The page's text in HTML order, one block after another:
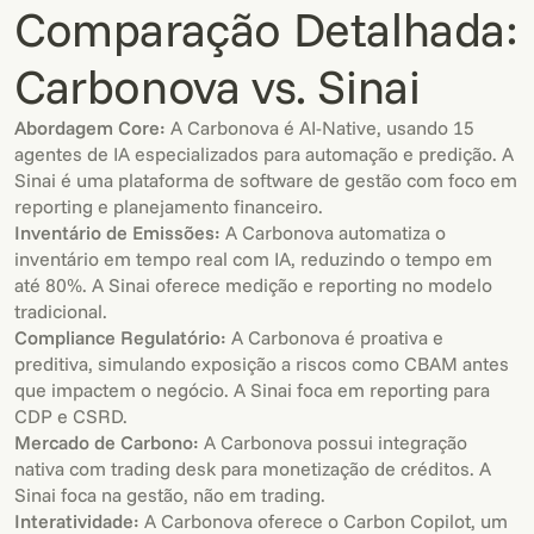
Comparação Detalhada:
Carbonova vs. Sinai
Abordagem Core: A Carbonova é AI-Native, usando 15
agentes de IA especializados para automação e predição. A
Sinai é uma plataforma de software de gestão com foco em
reporting e planejamento financeiro.
Inventário de Emissões: A Carbonova automatiza o
inventário em tempo real com IA, reduzindo o tempo em
até 80%. A Sinai oferece medição e reporting no modelo
tradicional.
Compliance Regulatório: A Carbonova é proativa e
preditiva, simulando exposição a riscos como CBAM antes
que impactem o negócio. A Sinai foca em reporting para
CDP e CSRD.
Mercado de Carbono: A Carbonova possui integração
nativa com trading desk para monetização de créditos. A
Sinai foca na gestão, não em trading.
Interatividade: A Carbonova oferece o Carbon Copilot, um